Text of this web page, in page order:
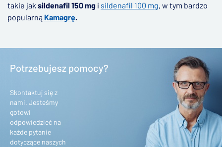
takie jak sildenafil 150 mg i sildenafil 100 mg, w tym bardzo
popularną Kamagrę.
Potrzebujesz pomocy?
Skontaktuj się z
nami. Jesteśmy
gotowi
odpowiedzieć na
każde pytanie
dotyczące naszych